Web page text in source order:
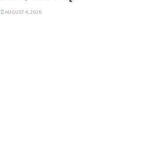
AUGUST 4, 2026